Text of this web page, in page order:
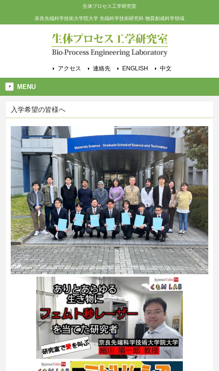
生体プロセス工学研究室
奈良先端科学技術大学院大学 先端科学技術研究科 物質創成科学領域
アクセス 連絡先 ENGLISH 中文
MENU
入学希望の皆様へ